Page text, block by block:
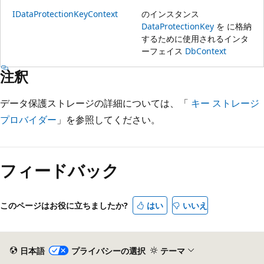
IDataProtectionKeyContext
のインスタンス
DataProtectionKey を に格納
するために使用されるインタ
ーフェイス DbContext
注釈
データ保護ストレージの詳細については、「 キー ストレージ
プロバイダー 」を参照してください。
み
取
モ
ド
フィードバック
このページはお役に立ちましたか? はい いいえ
日本語 プライバシーの選択 テーマ